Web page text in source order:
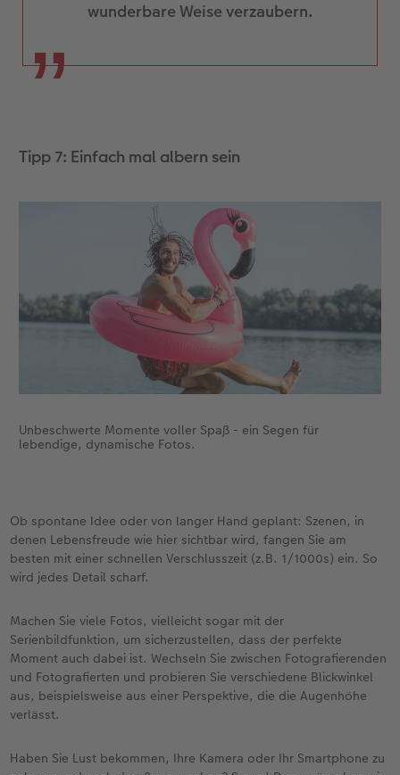
wunderbare Weise verzaubern.
Tipp 7: Einfach mal albern sein
Unbeschwerte Momente voller Spaß - ein Segen für
lebendige, dynamische Fotos.
Ob spontane Idee oder von langer Hand geplant: Szenen, in
denen Lebensfreude wie hier sichtbar wird, fangen Sie am
besten mit einer schnellen Verschlusszeit (z.B. 1/1000s) ein. So
wird jedes Detail scharf.
Machen Sie viele Fotos, vielleicht sogar mit der
Serienbildfunktion, um sicherzustellen, dass der perfekte
Moment auch dabei ist. Wechseln Sie zwischen Fotografierenden
und Fotografierten und probieren Sie verschiedene Blickwinkel
aus, beispielsweise aus einer Perspektive, die die Augenhöhe
verlässt.
Haben Sie Lust bekommen, Ihre Kamera oder Ihr Smartphone zu